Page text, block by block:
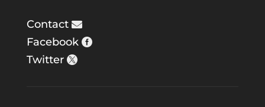
Contact
Facebook
Twitter